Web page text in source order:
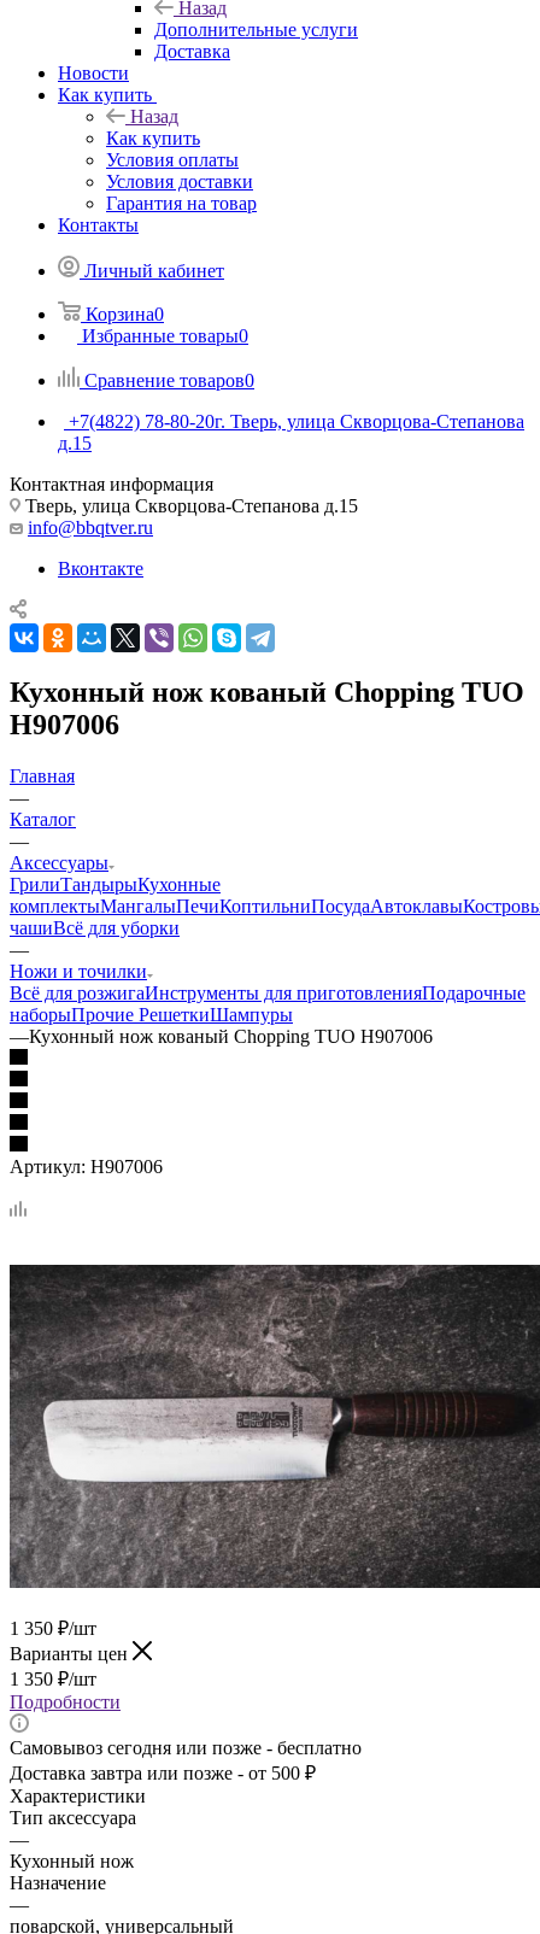
Назад
Дополнительные услуги
Доставка
Новости
Как купить
Назад
Как купить
Условия оплаты
Условия доставки
Гарантия на товар
Контакты
Личный кабинет
Корзина0
Избранные товары0
Сравнение товаров0
+7(4822) 78-80-20г. Тверь, улица Скворцова-Степанова
д.15
Контактная информация
Тверь, улица Скворцова-Степанова д.15
info@bbqtver.ru
Вконтакте
Кухонный нож кованый Chopping TUO
H907006
Главная
—
Каталог
—
Аксессуары
ГрилиТандырыКухонные
комплектыМангалыПечиКоптильниПосудаАвтоклавы
чашиВсё для уборки
—
Ножи и точилки
Всё для розжигаИнструменты для приготовленияПодарочные
наборыПрочие РешеткиШампуры
—Кухонный нож кованый Chopping TUO H907006
Артикул: H907006
1 350 ₽/шт
Варианты цен
1 350 ₽/шт
Подробности
Самовывоз сегодня или позже - бесплатно
Доставка завтра или позже - от 500 ₽
Характеристики
Тип аксессуара
—
Кухонный нож
Назначение
—
поварской, универсальный